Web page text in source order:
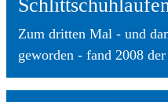
Zum dritten Mal - und
geworden - fand 2008